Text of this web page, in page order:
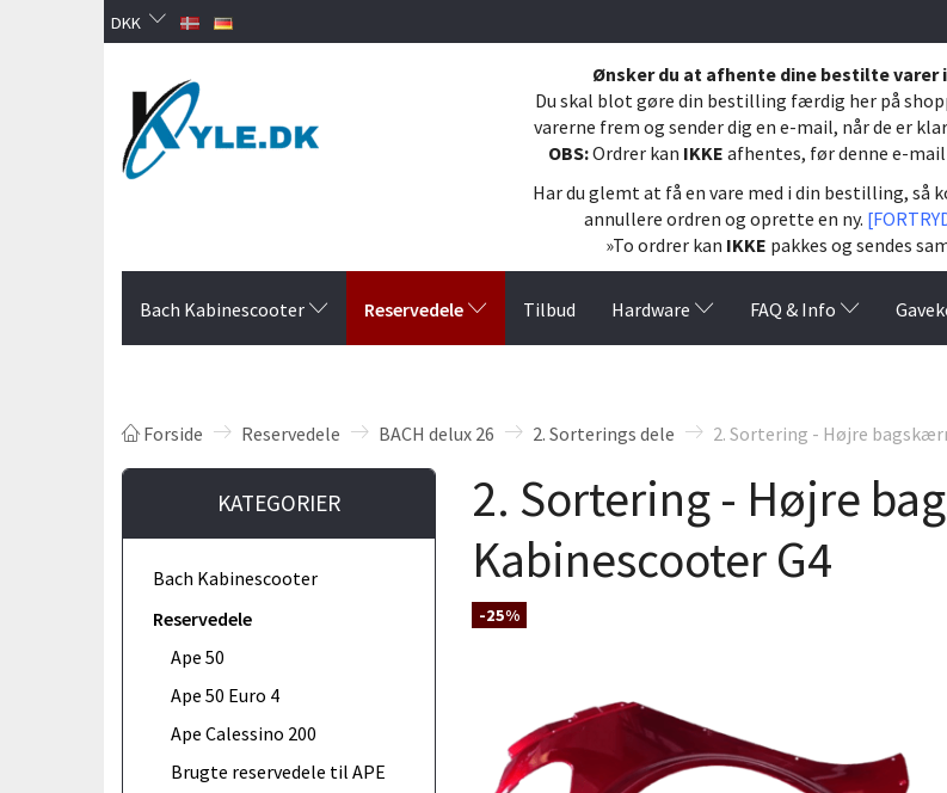
DKK
Ønsker du at afhente dine bestilte varer
Du skal blot gøre din bestilling færdig her på
varerne frem og sender dig en e-mail, når de er
OBS:Ordrer kan IKKE afhentes, før denne e-
Har du glemt at få en vare med i din bestilling, så
annullere ordren og oprette en ny.
»To ordrer kan IKKE pakkes og sendes
Bach Kabinescooter Reservedele Tilbud Hardware FAQ & Info
Forside Reservedele BACH delux 26 2. Sorterings dele 2. Sortering - Højre
KATEGORIER
Bach Kabinescooter
Reservedele
Ape 50
Ape 50 Euro 4
Ape Calessino 200
Brugte reservedele til APE
2. Sortering - Højre
Kabinescooter G4
-25%